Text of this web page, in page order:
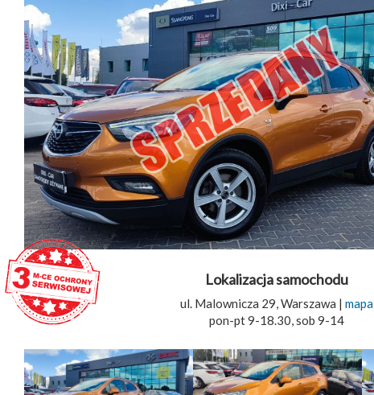
Lokalizacja samochodu
ul. Malownicza 29, Warszawa | mapa
pon-pt 9-18.30, sob 9-14